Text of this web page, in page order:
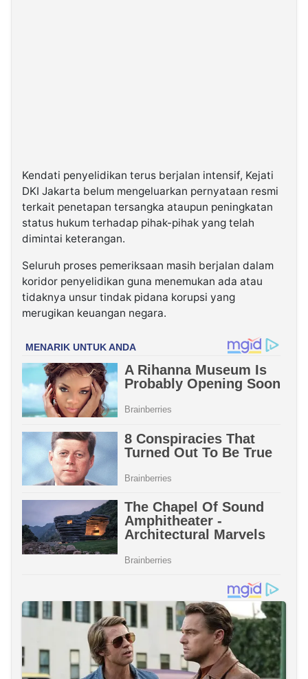
Kendati penyelidikan terus berjalan intensif, Kejati
DKI Jakarta belum mengeluarkan pernyataan resmi
terkait penetapan tersangka ataupun peningkatan
status hukum terhadap pihak-pihak yang telah
dimintai keterangan.
Seluruh proses pemeriksaan masih berjalan dalam
koridor penyelidikan guna menemukan ada atau
tidaknya unsur tindak pidana korupsi yang
merugikan keuangan negara.